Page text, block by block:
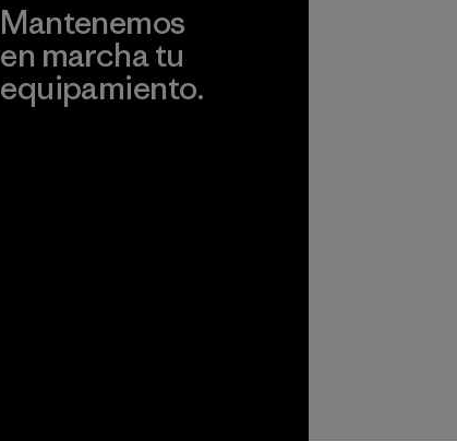
Mantenemos
en marcha tu
equipamiento.